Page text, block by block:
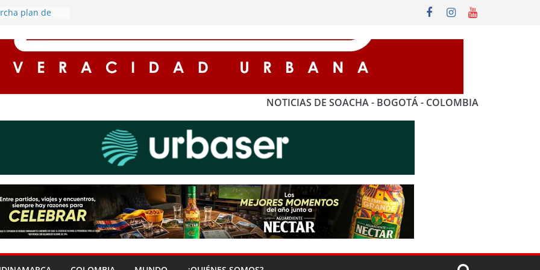
plan de
de hasta
para
en
‘Zona Segura’
en Soacha
NOTICIAS DE SOACHA - BOGOTÁ - COLOMBIA